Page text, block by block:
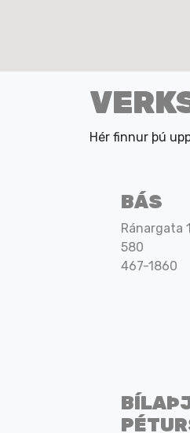
Hér finnur þú
BÁS
Ránargata
580
467-1860